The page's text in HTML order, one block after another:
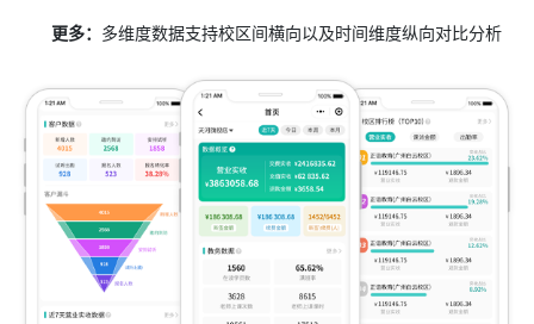
更多： 多维度数据支持校区间横向以及时间维度纵向对比分析